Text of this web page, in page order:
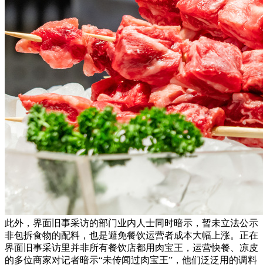
此外，界面旧事采访的部门业内人士同时暗示，暂未立法公示
非包拆食物的配料，也是避免餐饮运营者成本大幅上涨。正在
界面旧事采访里并非所有餐饮店都用肉宝王，运营快餐、凉皮
的多位商家对记者暗示“未传闻过肉宝王”，他们泛泛用的调料